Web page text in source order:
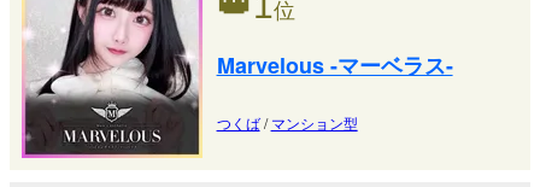
位
Marvelous -マーベラス-
つくば/マンション型